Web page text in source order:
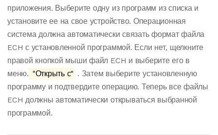
приложения. Выберите одну из программ из списка и
установите ее на свое устройство. Операционная
система должна автоматически связать формат файла
ECH с установленной программой. Если нет, щелкните
правой кнопкой мыши файл ECH и выберите его в
меню. "Открыть с" . Затем выберите установленную
программу и подтвердите операцию. Теперь все файлы
ECH должны автоматически открываться выбранной
программой.